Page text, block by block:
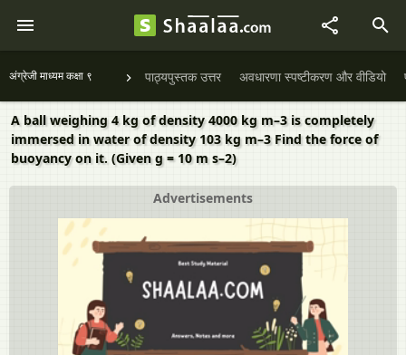
अंग्रेजी माध्यम कक्षा ९ पाठ्यपुस्तक उत्तर अवधारणा स्पष्टीकरण और वीडियो
A ball weighing 4 kg of density 4000 kg m–3 is completely
immersed in water of density 103 kg m–3 Find the force of
buoyancy on it. (Given g = 10 m s–2)
Advertisements